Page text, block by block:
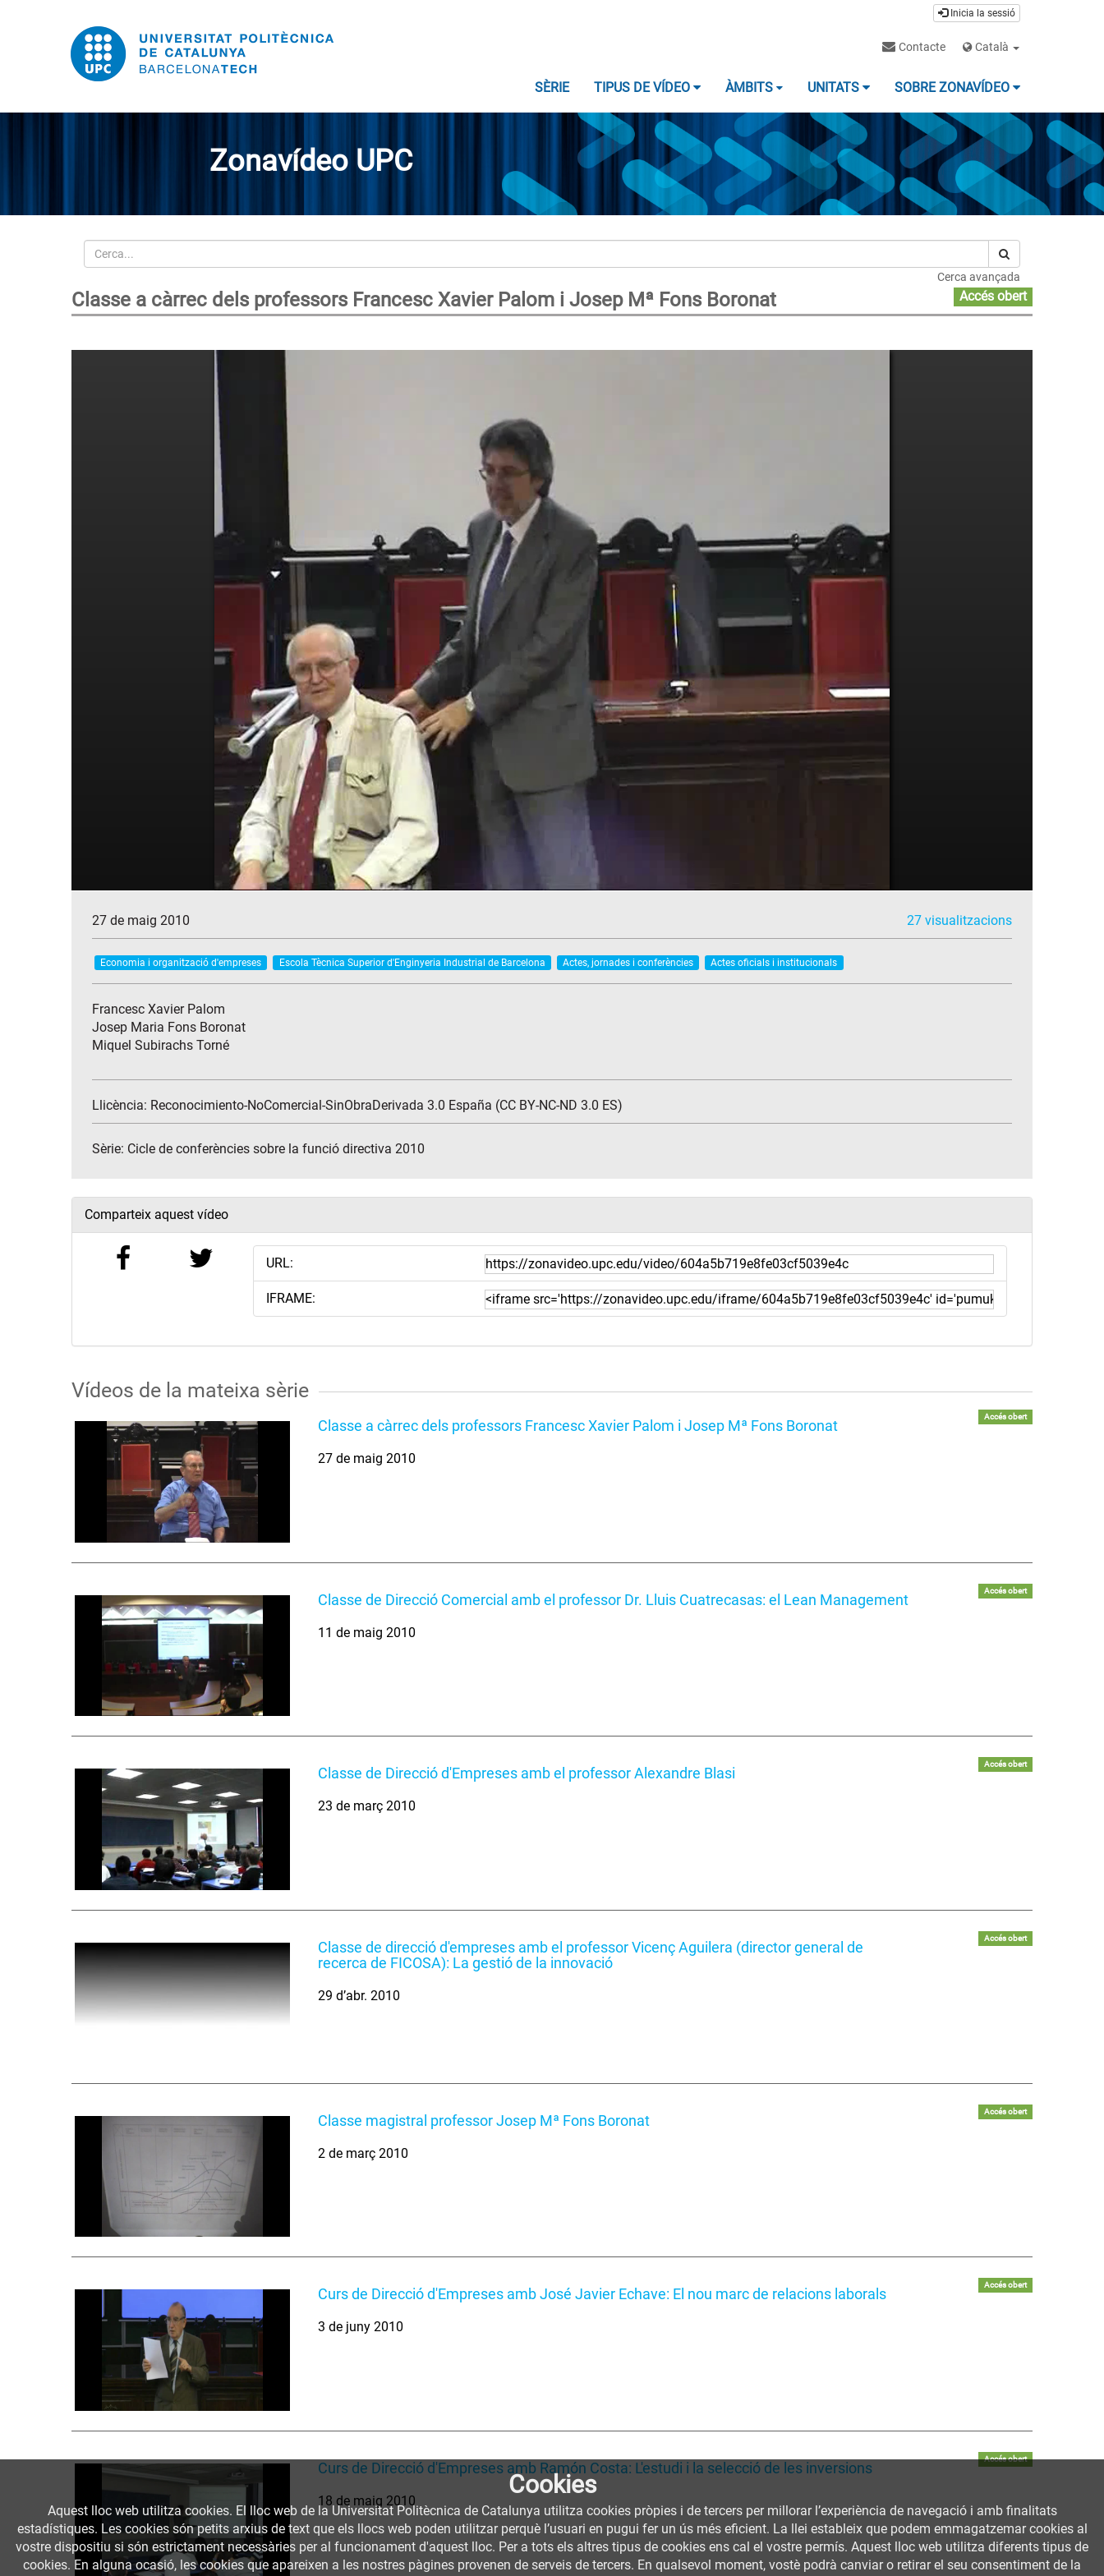
Inicia la sessió
Contacte Català
SÈRIE TIPUS DE VÍDEO ÀMBITS UNITATS SOBRE ZONAVÍDEO
Zonavídeo UPC
Cerca
Cerca avançada
Classe a càrrec dels professors Francesc Xavier Palom i Josep Mª Fons Boronat Accés obert
27 de maig 2010 27 visualitzacions
Economia i organització d'empreses Escola Tècnica Superior d'Enginyeria Industrial de Barcelona Actes, jornades i conferències Actes oficials i institucionals
Francesc Xavier Palom
Josep Maria Fons Boronat
Miquel Subirachs Torné
Llicència: Reconocimiento-NoComercial-SinObraDerivada 3.0 España (CC BY-NC-ND 3.0 ES)
Sèrie: Cicle de conferències sobre la funció directiva 2010
Comparteix aquest vídeo
URL:
IFRAME:
Vídeos de la mateixa sèrie
Classe a càrrec dels professors Francesc Xavier Palom i Josep Mª Fons Boronat
Accés obert
27 de maig 2010
Classe de Direcció Comercial amb el professor Dr. Lluis Cuatrecasas: el Lean Management
Accés obert
11 de maig 2010
Classe de Direcció d'Empreses amb el professor Alexandre Blasi
Accés obert
23 de març 2010
Classe de direcció d'empreses amb el professor Vicenç Aguilera (director general de
recerca de FICOSA): La gestió de la innovació
Accés obert
29 d’abr. 2010
Classe magistral professor Josep Mª Fons Boronat
Accés obert
2 de març 2010
Curs de Direcció d'Empreses amb José Javier Echave: El nou marc de relacions laborals
Accés obert
3 de juny 2010
Curs de Direcció d'Empreses amb Ramón Costa: L'estudi i la selecció de les inversions
Accés obert
18 de maig 2010
Cookies
Aquest lloc web utilitza cookies. El lloc web de la Universitat Politècnica de Catalunya utilitza cookies pròpies i de tercers per millorar l’experiència de navegació i amb finalitats
estadístiques. Les cookies són petits arxius de text que els llocs web poden utilitzar perquè l’usuari en pugui fer un ús més eficient. La llei estableix que podem emmagatzemar cookies al
vostre dispositiu si són estrictament necessàries per al funcionament d'aquest lloc. Per a tots els altres tipus de cookies ens cal el vostre permís. Aquest lloc web utilitza diferents tipus de
cookies. En alguna ocasió, les cookies que apareixen a les nostres pàgines provenen de serveis de tercers. En qualsevol moment, vostè podrà canviar o retirar el seu consentiment de la